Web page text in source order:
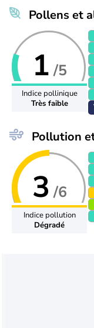
Pollens et
1 /5
Indice pollinique
Très faible
Pollution
3 /6
Indice pollution
Dégradé